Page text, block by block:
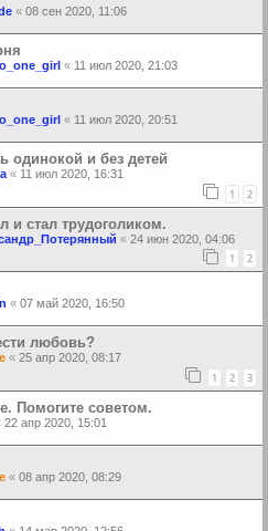
« 08 сен 2020, 11:06
« 11 июл 2020, 21:03
« 11 июл 2020, 20:51
одинокой и без детей
« 11 июл 2020, 16:31
1 2
и стал трудоголиком.
« 24 июн 2020, 04:06
1 2
« 07 май 2020, 16:50
любовь?
« 25 апр 2020, 08:17
1 2 3
Помогите советом.
22 апр 2020, 15:01
« 08 апр 2020, 08:29